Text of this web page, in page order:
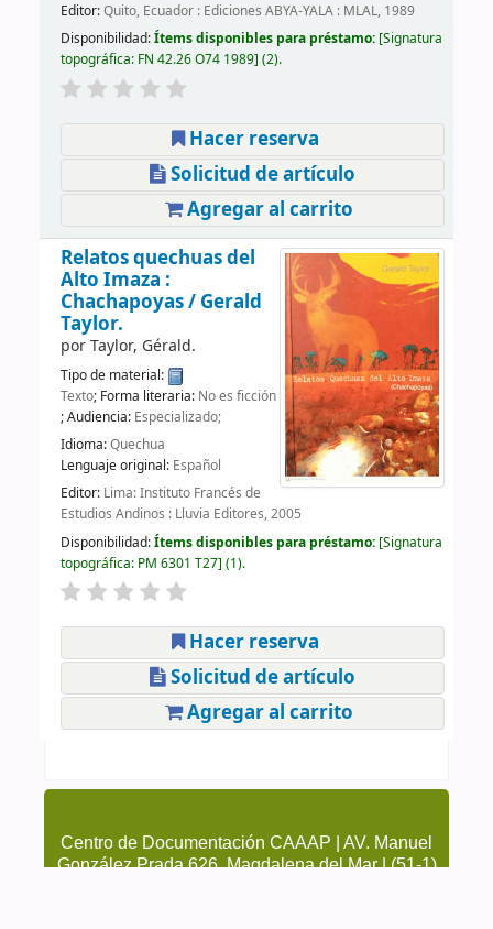
Editor:Quito, Ecuador : Ediciones ABYA-YALA : MLAL, 1989
Disponibilidad:Ítems disponibles para préstamo: Signatura
topográfica: FN 42.26 O74 1989 (2).
Hacer reserva
Solicitud de artículo
Agregar al carrito
Relatos quechuas del
Alto Imaza :
Chachapoyas / Gerald
Taylor.
porTaylor, Gérald.
Tipo de material:
Texto; Forma literaria: No es ficción
; Audiencia: Especializado;
Idioma:Quechua
Lenguaje original: Español
Editor: Lima: Instituto Francés de
Estudios Andinos : Lluvia Editores, 2005
Disponibilidad:Ítems disponibles para préstamo: Signatura
topográfica: PM 6301 T27 (1).
Hacer reserva
Solicitud de artículo
Agregar al carrito
Centro de Documentación CAAAP | AV. Manuel
González Prada 626, Magdalena del Mar | (51-1)